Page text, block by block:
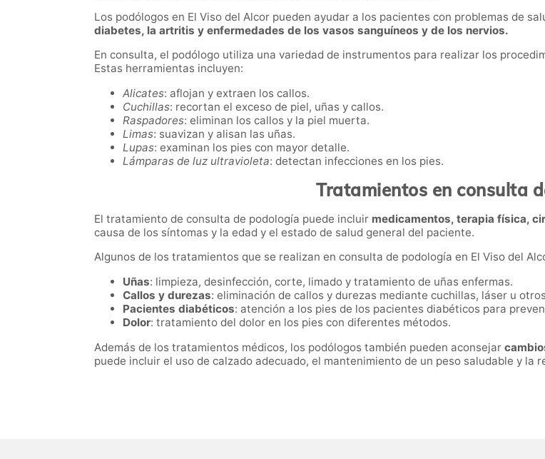
Los podólogos en El Viso del Alcor pueden ayudar a los pacientes con problemas de
diabetes, la artritis y enfermedades de los vasos sanguíneos y de los nervios.
En consulta, el podólogo utiliza una variedad de instrumentos para realizar los
Estas herramientas incluyen:
Alicates: aflojan y extraen los callos.
Cuchillas: recortan el exceso de piel, uñas y callos.
Raspadores: eliminan los callos y la piel muerta.
Limas: suavizan y alisan las uñas.
Lupas: examinan los pies con mayor detalle.
Lámparas de luz ultravioleta: detectan infecciones en los pies.
Tratamientos en consulta
El tratamiento de consulta de podología puede incluir medicamentos, terapia física,
causa de los síntomas y la edad y el estado de salud general del paciente.
Algunos de los tratamientos que se realizan en consulta de podología en El Viso del
Uñas: limpieza, desinfección, corte, limado y tratamiento de uñas enfermas.
Callos y durezas: eliminación de callos y durezas mediante cuchillas, láser u
Pacientes diabéticos: atención a los pies de los pacientes diabéticos para
Dolor: tratamiento del dolor en los pies con diferentes métodos.
Además de los tratamientos médicos, los podólogos también pueden aconsejar
puede incluir el uso de calzado adecuado, el mantenimiento de un peso saludable y